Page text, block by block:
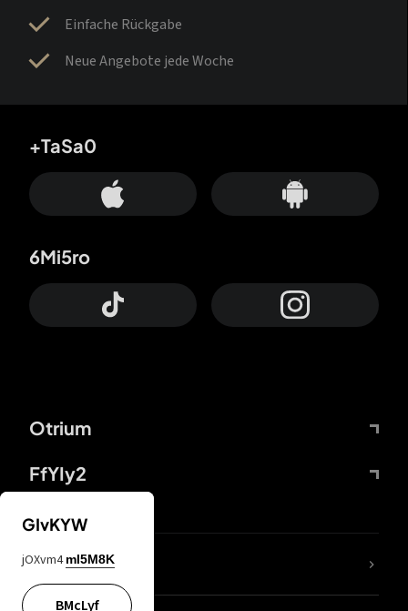
Einfache Rückgabe
Neue Angebote jede Woche
Otrium
FfYIy2
+TaSa0
6Mi5ro
DDcvSo
GIvKYW
jOXvm4 mI5M8K
BMcLyf